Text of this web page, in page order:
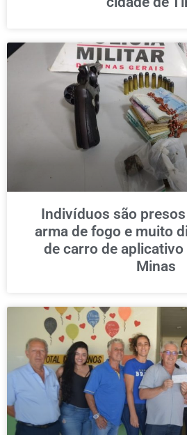
Indivíduos são
arma de fogo e muito
de carro de aplicativo
Minas